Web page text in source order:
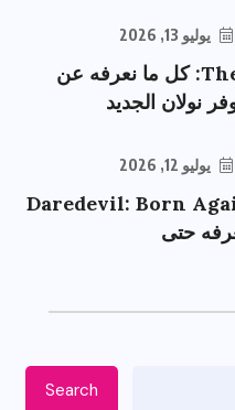
يوليو 13, 2026
The Odyssey: كل ما نعرفه عن
نولان الجديد
يوليو 12, 2026
Daredevil: Born
Search